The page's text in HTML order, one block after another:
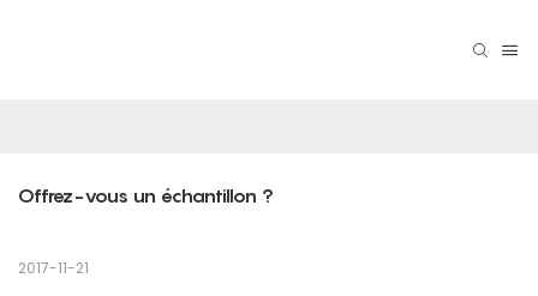
Offrez-vous un échantillon ?
2017-11-21